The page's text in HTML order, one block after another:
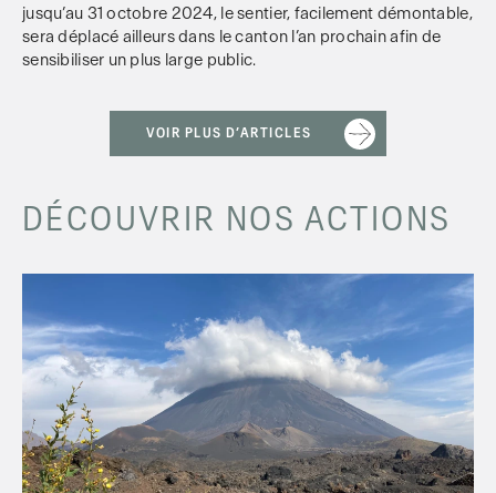
jusqu’au 31 octobre 2024, le sentier, facilement démontable,
sera déplacé ailleurs dans le canton l’an prochain afin de
sensibiliser un plus large public.
VOIR PLUS D’ARTICLES
DÉCOUVRIR NOS ACTIONS